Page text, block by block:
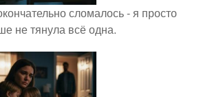
сломалось - я просто
не тянула всё одна.